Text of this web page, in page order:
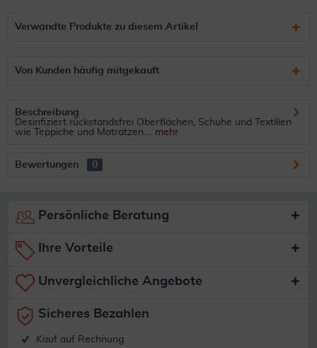
Verwandte Produkte zu diesem Artikel
Von Kunden häufig mitgekauft
Beschreibung
Desinfiziert rückstandsfrei Oberflächen, Schuhe und Textilien
wie Teppiche und Matratzen.... mehr
Bewertungen 0
Persönliche Beratung
Ihre Vorteile
Unvergleichliche Angebote
Sicheres Bezahlen
Kauf auf Rechnung